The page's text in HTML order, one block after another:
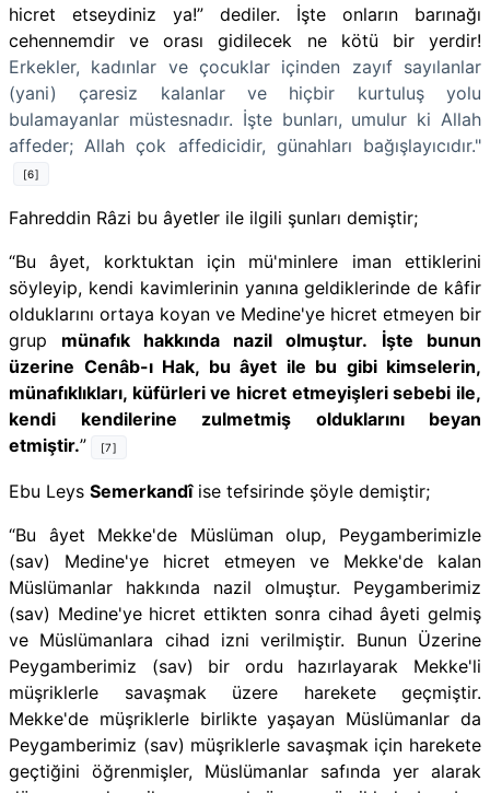
hicret etseydiniz ya!” dediler. İşte onların barınağı
cehennemdir ve orası gidilecek ne kötü bir yerdir!
Erkekler, kadınlar ve çocuklar içinden zayıf sayılanlar
(yani) çaresiz kalanlar ve hiçbir kurtuluş yolu
bulamayanlar müstesnadır. İşte bunları, umulur ki Allah
affeder; Allah çok affedicidir, günahları bağışlayıcıdır."
[6]
Fahreddin Râzi bu âyetler ile ilgili şunları demiştir;
“Bu âyet, korktuktan için mü'minlere iman ettiklerini
söyleyip, kendi kavimlerinin yanına geldiklerinde de kâfir
olduklarını ortaya koyan ve Medine'ye hicret etmeyen bir
grup münafık hakkında nazil olmuştur.
İşte bunun
üzerine Cenâb-ı Hak, bu âyet ile bu gibi kimselerin,
münafıklıkları, küfürleri ve hicret etmeyişleri sebebi ile,
kendi kendilerine zulmetmiş olduklarını beyan
etmiştir.” [7]
Ebu Leys Semerkandîise tefsirinde şöyle demiştir;
“Bu âyet Mekke'de Müslüman olup, Peygamberimizle
(sav) Medine'ye hicret etmeyen ve Mekke'de kalan
Müslümanlar hakkında nazil olmuştur. Peygamberimiz
(sav) Medine'ye hicret ettikten sonra cihad âyeti gelmiş
ve Müslümanlara cihad izni verilmiştir. Bunun Üzerine
Peygamberimiz (sav) bir ordu hazırlayarak Mekke'li
müşriklerle savaşmak üzere harekete geçmiştir.
Mekke'de müşriklerle birlikte yaşayan Müslümanlar da
Peygamberimiz (sav) müşriklerle savaşmak için harekete
geçtiğini öğrenmişler, Müslümanlar safında yer alarak